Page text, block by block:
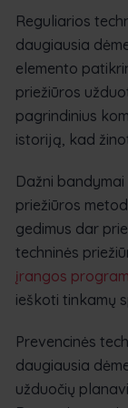
Reguliarios
daugiausia
elemento
priežiūros
pagrindinius
istoriją, kad
Dažni
priežiūros
gedimus dar
techninės
įrangos
ieškoti tinkamų
Prevencinės
daugiausia
užduočių